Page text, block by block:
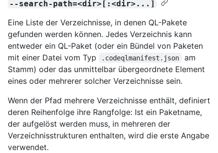
--search-path=<dir>[:<dir>...]
Eine Liste der Verzeichnisse, in denen QL-Pakete
gefunden werden können. Jedes Verzeichnis kann
entweder ein QL-Paket (oder ein Bündel von Paketen
mit einer Datei vom Typ
.codeqlmanifest.json
am
Stamm) oder das unmittelbar übergeordnete Element
eines oder mehrerer solcher Verzeichnisse sein.
Wenn der Pfad mehrere Verzeichnisse enthält, definiert
deren Reihenfolge ihre Rangfolge: Ist ein Paketname,
der aufgelöst werden muss, in mehreren der
Verzeichnisstrukturen enthalten, wird die erste Angabe
verwendet.